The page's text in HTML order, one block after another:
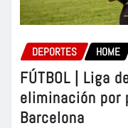
DEPORTES HOME
FÚTBOL | Liga
eliminación por
Barcelona